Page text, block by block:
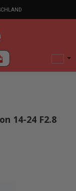
auf dem Merkzettel
14-24 F2.8